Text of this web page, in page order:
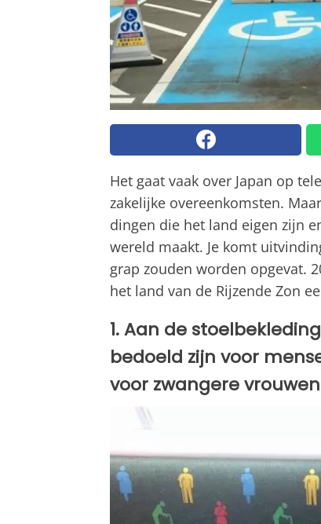
Het gaat vaak over Japan op
zakelijke overeenkomsten.
dingen die het land eigen zijn
wereld maakt. Je komt
grap zouden worden opgevat.
het land van de Rijzende Zon
1. Aan de
bedoeld zijn voor
voor zwangere